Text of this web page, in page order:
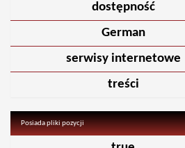
dostępność
German
serwisy internetowe
treści
Posiada pliki pozycji